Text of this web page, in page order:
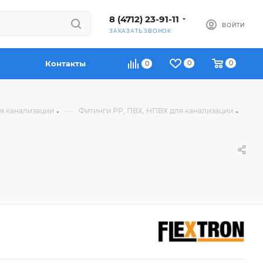
8 (4712) 23-91-11
ЗАКАЗАТЬ ЗВОНОК
ВОЙТИ
0 0 0
Контакты
канализации — Фитинги РР, ПВХ, НПВХ для канализации